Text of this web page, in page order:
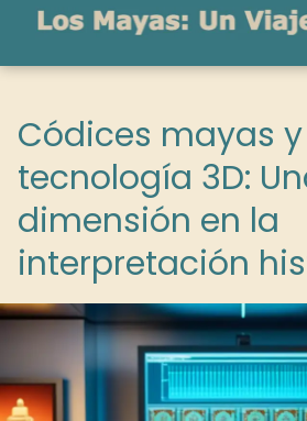
Códices mayas y
tecnología 3D:
dimensión en la
interpretación